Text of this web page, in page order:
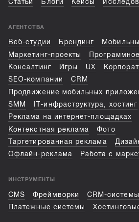
Статьи Блоги Кейсы
АГЕНТСТВА
Веб-студии Брендинг
Маркетинг-проекты
Консалтинг
Игры UX
SEO-компании
CRM
Продвижение мобильных
SMM
IT-инфраструктура, хостинг
Реклама на интернет-площадках
Контекстная реклама
Фото
Таргетированная реклама
Офлайн-реклама
Работа с
ИНСТРУМЕНТЫ
CMS Фреймворки
CRM-системы
Платежные системы